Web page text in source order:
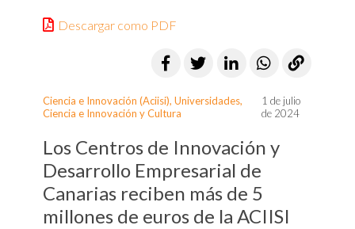
Descargar como PDF
Ciencia e Innovación (Aciisi),Universidades,
Ciencia e Innovación y Cultura
1 de julio
de 2024
Los Centros de Innovación y
Desarrollo Empresarial de
Canarias reciben más de 5
millones de euros de la ACIISI